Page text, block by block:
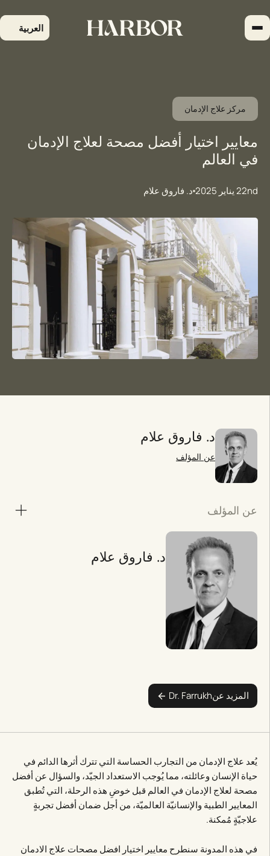
إلى
المحتوى
العربية
مركز علاج الإدمان
معايير اختيار أفضل مصحة لعلاج الإدمان
في العالم
22nd يناير 2025 د. فاروق علام
يُعد علاج الإدمان من التجارب الحساسة التي تترك أثرها الدائم في
حياة الإنسان وعائلته، مما يُوجب الاستعداد الجيّد، والسؤال عن أفضل
مصحة لعلاج الإدمان في العالم قبل خوضِ هذه الرحلة، التي تُطبق
المعايير الطبية والإنسانيّة العالميّة، من أجل ضمان أفضل تجربةٍ
علاجيّةٍ مُمكنة.
في هذه المدونة سنطرح معايير اختيار افضل مصحات علاج الادمان
د. فاروق علام
عن المؤلف
عن المؤلف
د. فاروق علام
المزيد عنDr. Farrukh